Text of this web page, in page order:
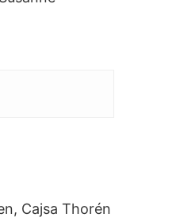
Cajsa Thorén